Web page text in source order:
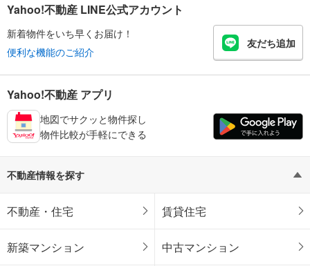
Yahoo!不動産 LINE公式アカウント
新着物件をいち早くお届け！
便利な機能のご紹介
友だち追加
Yahoo!不動産 アプリ
地図でサクッと物件探し
物件比較が手軽にできる
不動産情報を探す
不動産・住宅 賃貸住宅
新築マンション 中古マンション